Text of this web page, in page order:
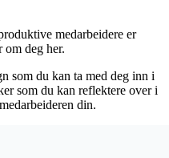
medarbeidere er
om deg her.
som du kan ta med deg inn i
som du kan reflektere over i
din.